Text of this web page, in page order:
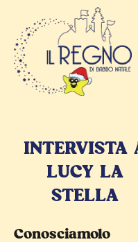
INTERVISTA
LUCY LA
STELLA
Conosciamolo